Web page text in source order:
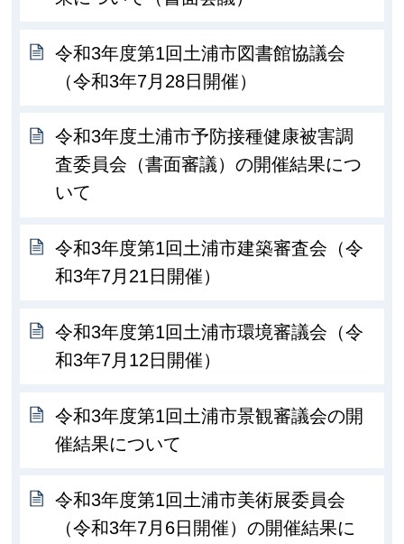
令和3年度第1回土浦市図書館協議会
（令和3年7月28日開催）
令和3年度土浦市予防接種健康被害調
査委員会（書面審議）の開催結果につ
いて
令和3年度第1回土浦市建築審査会（令
和3年7月21日開催）
令和3年度第1回土浦市環境審議会（令
和3年7月12日開催）
令和3年度第1回土浦市景観審議会の開
催結果について
令和3年度第1回土浦市美術展委員会
（令和3年7月6日開催）の開催結果に